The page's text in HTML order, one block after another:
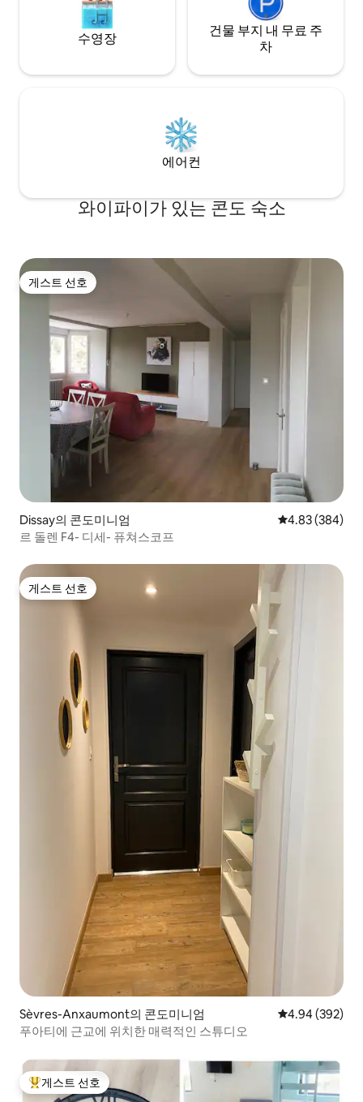
수영장
건물 부지 내 무료 주
차
에어컨
와이파이가 있는 콘도 숙소
게스트 선호
게스트 선호
Dissay의 콘도미니엄 평점 4.83점(5
4.83 (384)
르 돌렌 F4- 디세- 퓨쳐스코프
게스트 선호
게스트 선호
Sèvres-Anxaumont의 콘도미니엄 평점 4.94점(5
4.94 (392)
푸아티에 근교에 위치한 매력적인 스튜디오
상위 게스트 선호
게스트 선호